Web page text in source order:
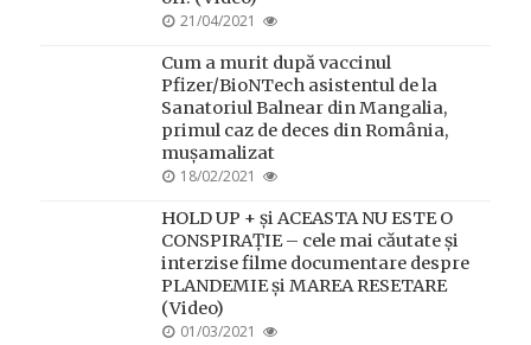
POSTED
21/04/2021
Cum a murit după vaccinul
Pfizer/BioNTech asistentul de la
Sanatoriul Balnear din Mangalia,
primul caz de deces din România,
mușamalizat
POSTED
18/02/2021
HOLD UP + și ACEASTA NU ESTE O
CONSPIRAȚIE – cele mai căutate și
interzise filme documentare despre
PLANDEMIE și MAREA RESETARE
(Video)
POSTED
01/03/2021